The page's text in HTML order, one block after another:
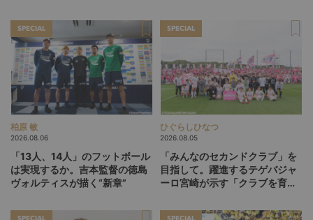
探す旅
SPECIAL
柏原 敏
2026.08.06
「13人、14人」のフットボール
は実現するか。吉本監督の徳島
ヴォルティスが描く“新章”
SPECIAL
ひぐらしひなつ
2026.08.05
「みんなのセカンドクラブ」を
目指して。躍進するテゲバジャ
ーロ宮崎が示す「クラブを育て
SPECIAL SPECIAL